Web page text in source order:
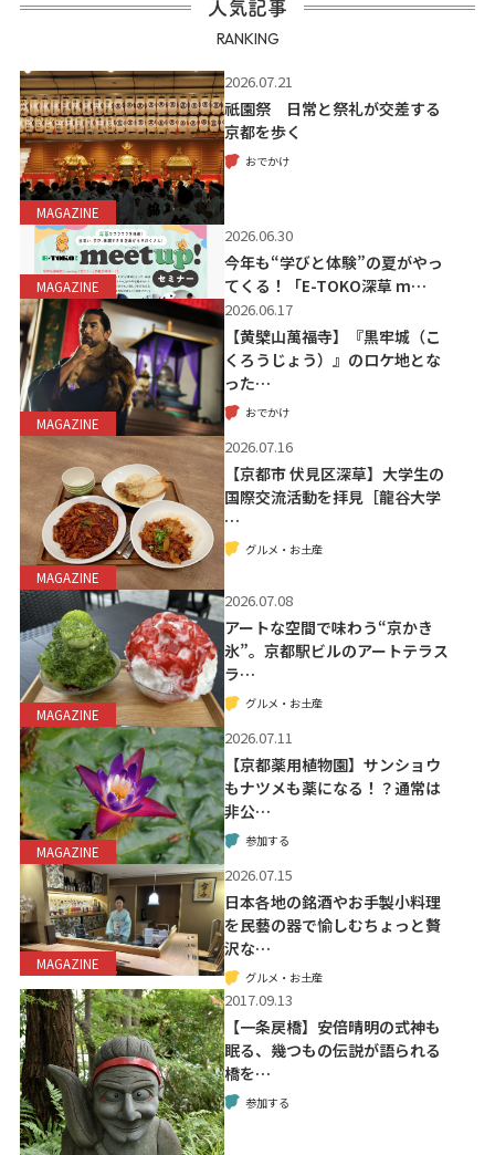
人気記事
RANKING
MAGAZINE
2026.07.21
祇園祭 日常と祭礼が交差する
京都を歩く
おでかけ
MAGAZINE
2026.06.30
今年も“学びと体験”の夏がやっ
てくる！「E-TOKO深草 m…
MAGAZINE
2026.06.17
【黄檗山萬福寺】『黒牢城（こ
くろうじょう）』のロケ地とな
った…
おでかけ
MAGAZINE
2026.07.16
【京都市 伏見区深草】大学生の
国際交流活動を拝見［龍谷大学
…
グルメ・お土産
MAGAZINE
2026.07.08
アートな空間で味わう“京かき
氷”。京都駅ビルのアートテラス
ラ…
グルメ・お土産
MAGAZINE
2026.07.11
【京都薬用植物園】サンショウ
もナツメも薬になる！？通常は
非公…
参加する
MAGAZINE
2026.07.15
日本各地の銘酒やお手製小料理
を民藝の器で愉しむちょっと贅
沢な…
グルメ・お土産
2017.09.13
【一条戻橋】安倍晴明の式神も
眠る、幾つもの伝説が語られる
橋を…
参加する